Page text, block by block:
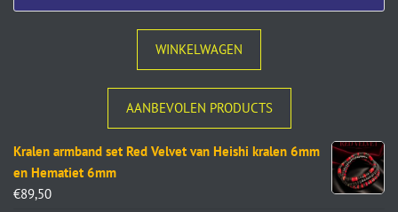
WINKELWAGEN
AANBEVOLEN PRODUCTS
Kralen armband set Red Velvet van Heishi kralen 6mm
en Hematiet 6mm
€89,50